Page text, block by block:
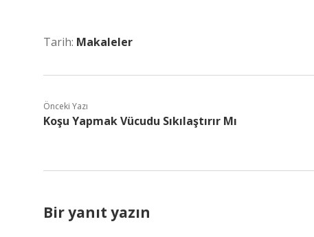
Tarih: Makaleler
Önceki Yazı
Koşu Yapmak Vücudu Sıkılaştırır Mı
Bir yanıt yazın